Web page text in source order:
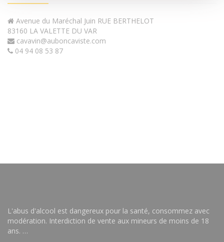
Avenue du Maréchal Juin RUE BERTHELOT
83160 LA VALETTE DU VAR
cavavin@auboncaviste.com
04 94 08 53 87
L'abus d'alcool est dangereux pour la santé, consommez avec
modération. Interdiction de vente aux mineurs de moins de 18
ans. …